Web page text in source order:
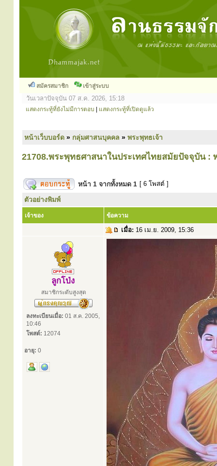
สมัครสมาชิก เข้าสู่ระบบ
วันเวลาปัจจุบัน 07 ส.ค. 2026, 15:18
แสดงกระทู้ที่ยังไม่มีการตอบ แสดงกระทู้ที่เปิดดูแล้ว
หน้าเว็บบอร์ด » กลุ่มศาสนบุคคล » พระพุทธเจ้า
21708.พระพุทธศาสนาในประเทศไทยสมัยปัจจุบัน
หน้า 1 จากทั้งหมด 1 [ 6 โพสต์ ]
ตัวอย่างพิมพ์
เจ้าของ ข้อความ
เมื่อ: 16 เม.ย. 2009, 15:36
ลูกโป่ง
สมาชิกระดับสูงสุด
ลงทะเบียนเมื่อ: 01 ส.ค. 2005,
10:46
โพสต์: 12074
อายุ: 0